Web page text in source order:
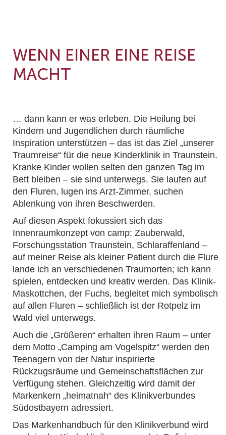
WENN EINER EINE REISE
MACHT
… dann kann er was erleben. Die Heilung bei
Kindern und Jugendlichen durch räumliche
Inspiration unterstützen – das ist das Ziel „unserer
Traumreise“ für die neue Kinderklinik in Traunstein.
Kranke Kinder wollen selten den ganzen Tag im
Bett bleiben – sie sind unterwegs. Sie laufen auf
den Fluren, lugen ins Arzt-Zimmer, suchen
Ablenkung von ihren Beschwerden.
Auf diesen Aspekt fokussiert sich das
Innenraumkonzept von camp: Zauberwald,
Forschungsstation Traunstein, Schlaraffenland –
auf meiner Reise als kleiner Patient durch die Flure
lande ich an verschiedenen Traumorten; ich kann
spielen, entdecken und kreativ werden. Das Klinik-
Maskottchen, der Fuchs, begleitet mich symbolisch
auf allen Fluren – schließlich ist der Rotpelz im
Wald viel unterwegs.
Auch die „Größeren“ erhalten ihren Raum – unter
dem Motto „Camping am Vogelspitz“ werden den
Teenagern von der Natur inspirierte
Rückzugsräume und Gemeinschaftsflächen zur
Verfügung stehen. Gleichzeitig wird damit der
Markenkern „heimatnah“ des Klinikverbundes
Südostbayern adressiert.
Das Markenhandbuch für den Klinikverbund wird